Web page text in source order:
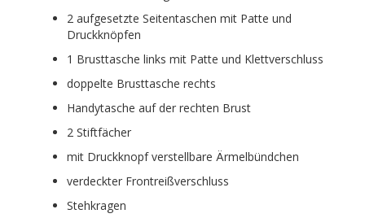
2 aufgesetzte Seitentaschen mit Patte und
Druckknöpfen
1 Brusttasche links mit Patte und Klettverschluss
doppelte Brusttasche rechts
Handytasche auf der rechten Brust
2 Stiftfächer
mit Druckknopf verstellbare Ärmelbündchen
verdeckter Frontreißverschluss
Stehkragen